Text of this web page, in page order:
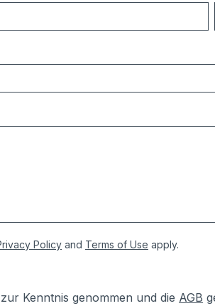
Policy and Terms of Use apply.
zur Kenntnis genommen und die AGB